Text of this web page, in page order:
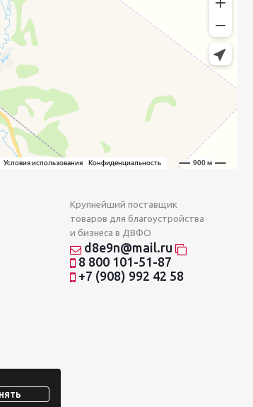
Крупнейший поставщик
товаров для благоустройства
и бизнеса в ДВФО
d8e9n@mail.ru
8 800 101-51-87
+7 (908) 992 42 58